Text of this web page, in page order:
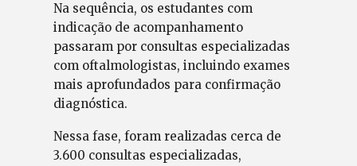
Na sequência, os estudantes com
indicação de acompanhamento
passaram por consultas especializadas
com oftalmologistas, incluindo exames
mais aprofundados para confirmação
diagnóstica.
Nessa fase, foram realizadas cerca de
3.600 consultas especializadas,